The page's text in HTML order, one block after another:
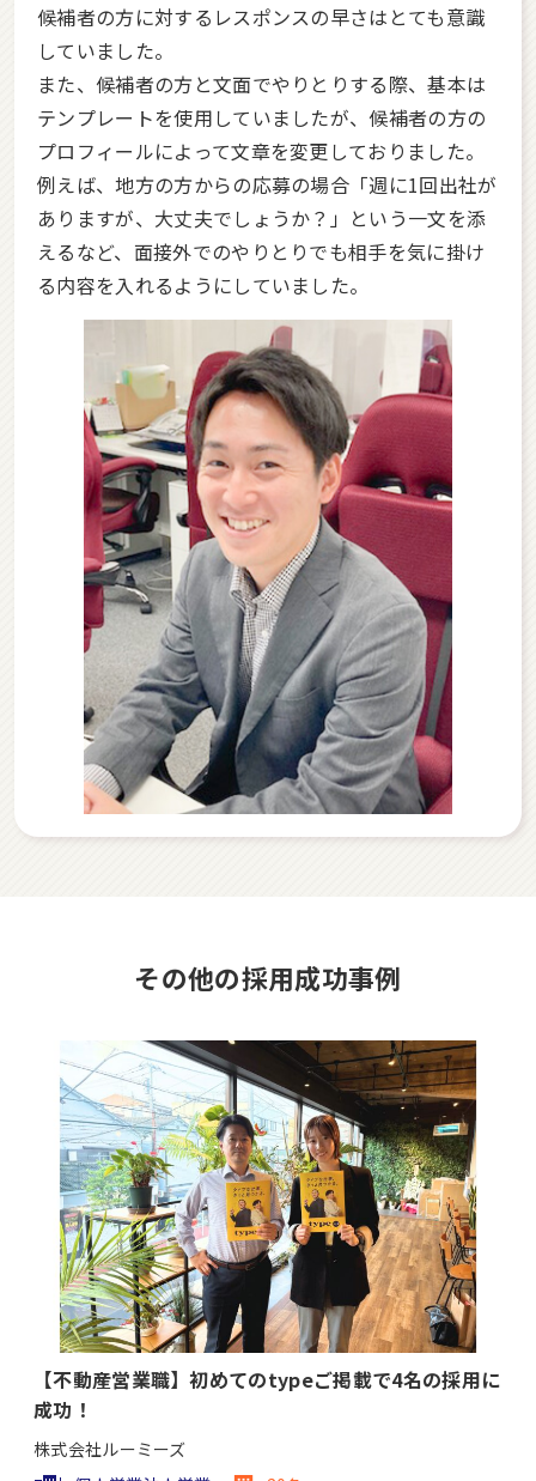
候補者の方に対するレスポンスの早さはとても意識
していました。
また、候補者の方と文面でやりとりする際、基本は
テンプレートを使用していましたが、候補者の方の
プロフィールによって文章を変更しておりました。
例えば、地方の方からの応募の場合「週に1回出社が
ありますが、大丈夫でしょうか？」という一文を添
えるなど、面接外でのやりとりでも相手を気に掛け
る内容を入れるようにしていました。
その他の採用成功事例
【不動産営業職】初めてのtypeご掲載で4名の採用に
成功！
株式会社ルーミーズ